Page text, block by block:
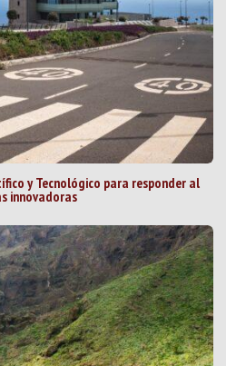
y Tecnológico para responder al
innovadoras